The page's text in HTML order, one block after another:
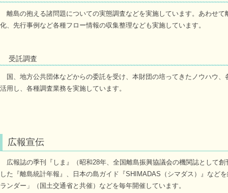
離島の抱える諸問題についての実態調査などを実施しています。あわせて
化、先行事例など各種フロー情報の収集整理なども実施しています。
受託調査
国、地方公共団体などからの委託を受け、本財団の培ってきたノウハウ
活用し、各種調査業務を実施しています。
広報宣伝
広報誌の季刊『しま』（昭和28年、全国離島振興協議会の機関誌として
した『離島統計年報』、日本の島ガイド『SHIMADAS（シマダス）』など
ランダー」（国土交通省と共催）などを毎年開催しています。